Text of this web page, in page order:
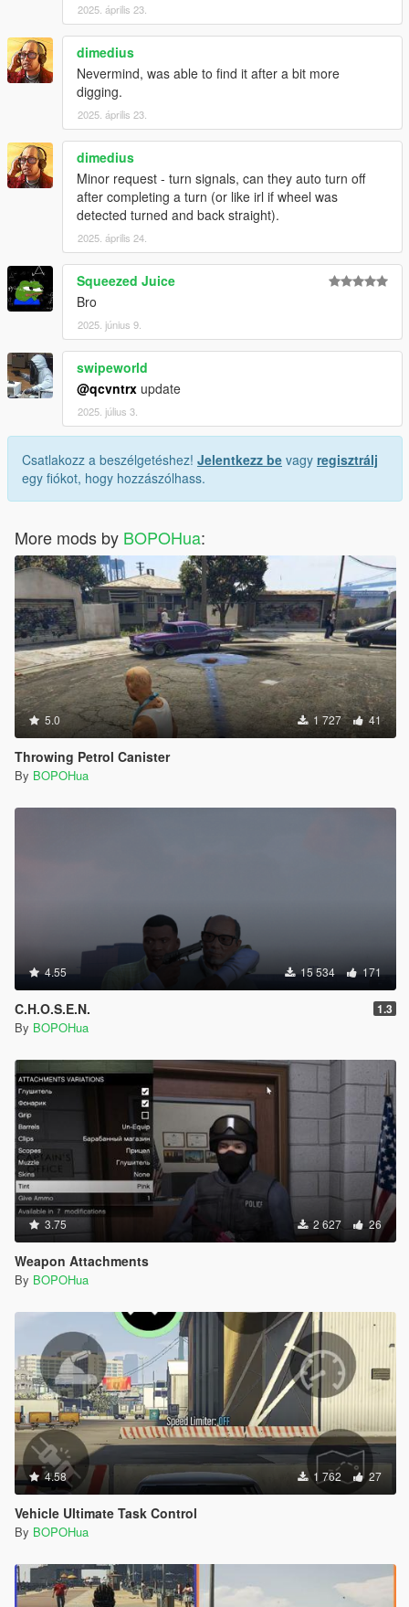
2025. április 23.
dimedius
Nevermind, was able to find it after a bit more
digging.
2025. április 23.
dimedius
Minor request - turn signals, can they auto turn off
after completing a turn (or like irl if wheel was
detected turned and back straight).
2025. április 24.
Squeezed Juice
Bro
2025. június 9.
swipeworld
@qcvntrx update
2025. július 3.
Csatlakozz a beszélgetéshez! Jelentkezz be vagy regisztrálj
egy fiókot, hogy hozzászólhass.
More mods by BOPOHua:
5.0 1 727 41
Throwing Petrol Canister
By BOPOHua
4.55 15 534 171
C.H.O.S.E.N. 1.3
By BOPOHua
3.75 2 627 26
Weapon Attachments
By BOPOHua
4.58 1 762 27
Vehicle Ultimate Task Control
By BOPOHua